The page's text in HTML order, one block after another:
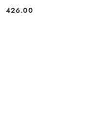
Cena:
426.00